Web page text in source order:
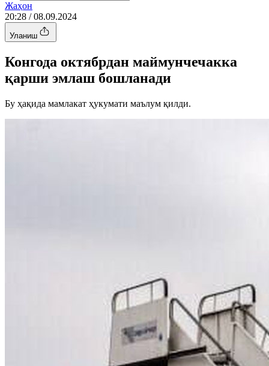
Жаҳон
20:28 / 08.09.2024
Уланиш
Конгода октябрдан маймунчечакка
қарши эмлаш бошланади
Бу ҳақида мамлакат ҳукумати маълум қилди.